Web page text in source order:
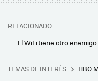
RELACIONADO
TEMAS DE INTERÉS HBO